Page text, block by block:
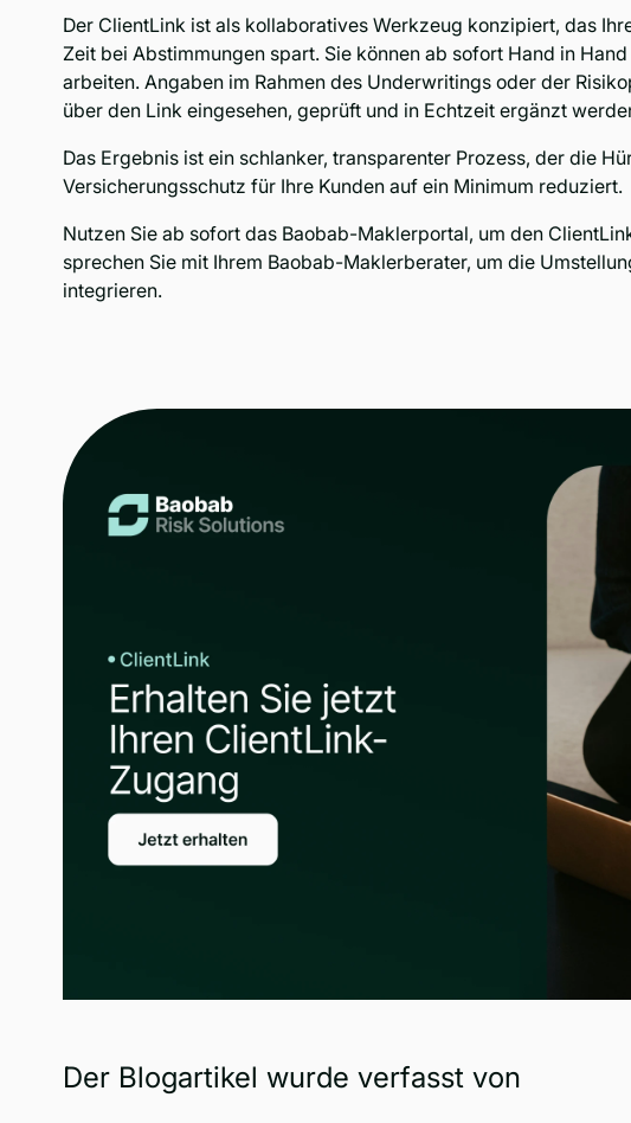
Der ClientLink ist als kollaboratives Werkzeug konzipiert, das
Zeit bei Abstimmungen spart. Sie können ab sofort Hand in
arbeiten. Angaben im Rahmen des Underwritings oder der
über den Link eingesehen, geprüft und in Echtzeit ergänzt
Das Ergebnis ist ein schlanker, transparenter Prozess, der die
Versicherungsschutz für Ihre Kunden auf ein Minimum reduziert.
Nutzen Sie ab sofort das Baobab-Maklerportal, um den
sprechen Sie mit Ihrem Baobab-Maklerberater, um die
integrieren.
Der Blogartikel wurde verfasst von